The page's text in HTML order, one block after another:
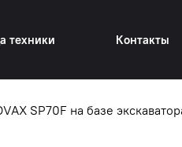
техники Контакты
SP70F на базе